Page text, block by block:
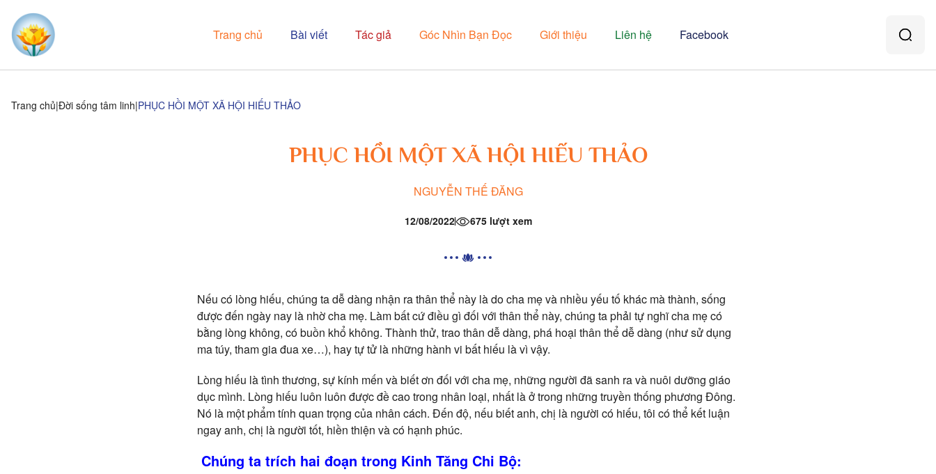
Trang chủ Bài viết Tác giả Góc Nhìn Bạn Đọc Giới thiệu Liên hệ Facebook
Trang chủ Đời sống tâm linh PHỤC HỒI MỘT XÃ HỘI HIẾU THẢO
PHỤC HỒI MỘT XÃ HỘI HIẾU THẢO
NGUYỄN THẾ ĐĂNG
12/08/2022 675 lượt xem
Nếu có lòng hiếu, chúng ta dễ dàng nhận ra thân thể này là do cha mẹ và nhiều yếu tố khác mà thành, sống
được đến ngày nay là nhờ cha mẹ. Làm bất cứ điều gì đối với thân thể này, chúng ta phải tự nghĩ cha mẹ có
bằng lòng không, có buồn khổ không. Thành thử, trao thân dễ dàng, phá hoại thân thể dễ dàng (như sử dụng
ma túy, tham gia đua xe…), hay tự tử là những hành vi bất hiếu là vì vậy.
Lòng hiếu là tình thương, sự kính mến và biết ơn đối với cha mẹ, những người đã sanh ra và nuôi dưỡng giáo
dục mình. Lòng hiếu luôn luôn được đề cao trong nhân loại, nhất là ở trong những truyền thống phương Đông.
Nó là một phẩm tính quan trọng của nhân cách. Đến độ, nếu biết anh, chị là người có hiếu, tôi có thể kết luận
ngay anh, chị là người tốt, hiền thiện và có hạnh phúc.
Chúng ta trích hai đoạn trong Kinh Tăng Chi Bộ: